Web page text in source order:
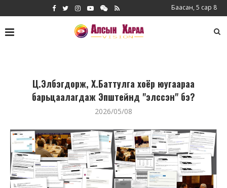
Баасан, 5 сар 8
Ц.Элбэгдорж, Х.Баттулга хоёр юугаараа
барьцаалагдаж Эпштейнд "элссэн" бэ?
2026/05/08